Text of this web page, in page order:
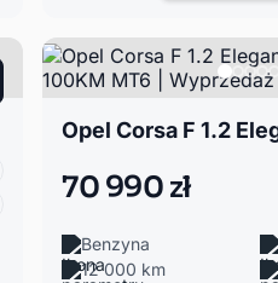
70 990 zł
Benzyna
12 000 km